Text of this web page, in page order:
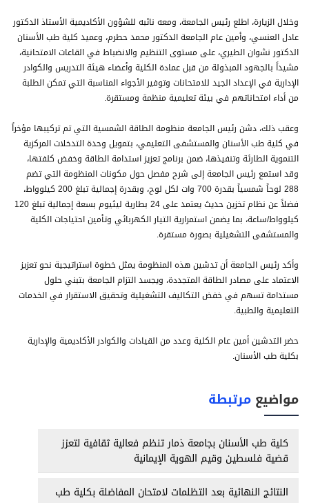
وخلال الزيارة، اطلع رئيس الجامعة، ومعه نائبه للشؤون الأكاديمية الأستاذ الدكتور
عادل العنسي، وأمين عام الجامعة الدكتور محمد حطرم، وعميد كلية طب الأسنان
الدكتور نشوان الطيري، على مستوى التنظيم والانضباط في القاعات الامتحانية،
مشيداً بالجهود المبذولة من قبل عمادة الكلية وأعضاء هيئة التدريس والكوادر
الإدارية في الإعداد الجيد للامتحانات وتوفير الأجواء المناسبة التي تمكن الطلبة
من أداء امتحاناتهم في بيئة تعليمية منظمة ومستقرة.
وعقب ذلك، دشن رئيس الجامعة منظومة الطاقة الشمسية التي تم تركيبها مؤخراً
في كلية طب الأسنان والمستشفى التعليمي، بتمويل وحدة التدخلات المركزية
التنموية الطارئة وتنفيذها، ضمن برنامج تعزيز استدامة الطاقة وخفض كلفتها،
وقد استمع رئيس الجامعة إلى شرح مفصل حول مكونات المنظومة التي تضم
288 لوحاً شمسياً بقدرة 700 وات لكل لوح، وبقدرة إجمالية تبلغ 200 كيلوواط،
فضلاً عن نظام تخزين حديث يعتمد على 24 بطارية ليثيوم بسعة إجمالية تبلغ 120
كيلوواط/ساعة، بما يضمن استمرارية التيار الكهربائي وتأمين احتياجات الكلية
والمستشفى التشغيلية بصورة مستقرة.
وأكد رئيس الجامعة أن تدشين هذه المنظومة يمثل خطوة استراتيجية نحو تعزيز
الاعتماد على مصادر الطاقة المتجددة، ويجسد التزام الجامعة بتبني حلول
مستدامة تسهم في خفض التكاليف التشغيلية وتحقيق الاستقرار في الخدمات
التعليمية والطبية.
حضر التدشين أمين عام الكلية وعدد من القيادات والكوادر الأكاديمية والإدارية
بكلية طب الأسنان.
مواضيع مرتبطة
كلية طب الأسنان بجامعة ذمار تنظم فعالية ثقافية لتعزز
قضية فلسطين وقيم الهوية الإيمانية
النتائج النهائية بعد التظلمات لامتحان المفاضلة بكلية طب